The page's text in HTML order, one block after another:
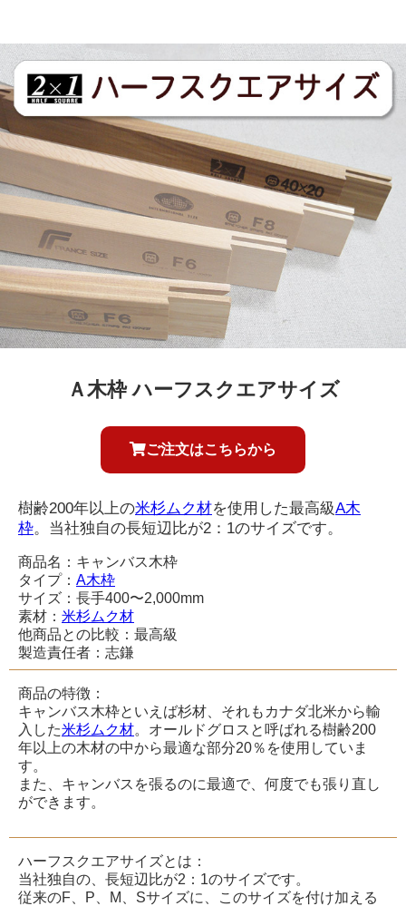
Ａ木枠 ハーフスクエアサイズ
ご注文はこちらから
樹齢200年以上の米杉ムク材を使用した最高級A木
枠。当社独自の長短辺比が2：1のサイズです。
商品名：キャンバス木枠
タイプ： A木枠
サイズ：長手400〜2,000mm
素材： 米杉ムク材
他商品との比較：最高級
製造責任者：志鎌
商品の特徴：
キャンバス木枠といえば杉材、それもカナダ北米から輸
入した米杉ムク材。オールドグロスと呼ばれる樹齢200
年以上の木材の中から最適な部分20％を使用していま
す。
また、キャンバスを張るのに最適で、何度でも張り直し
ができます。
ハーフスクエアサイズとは：
当社独自の、長短辺比が2：1のサイズです。
従来のF、P、M、Sサイズに、このサイズを付け加える